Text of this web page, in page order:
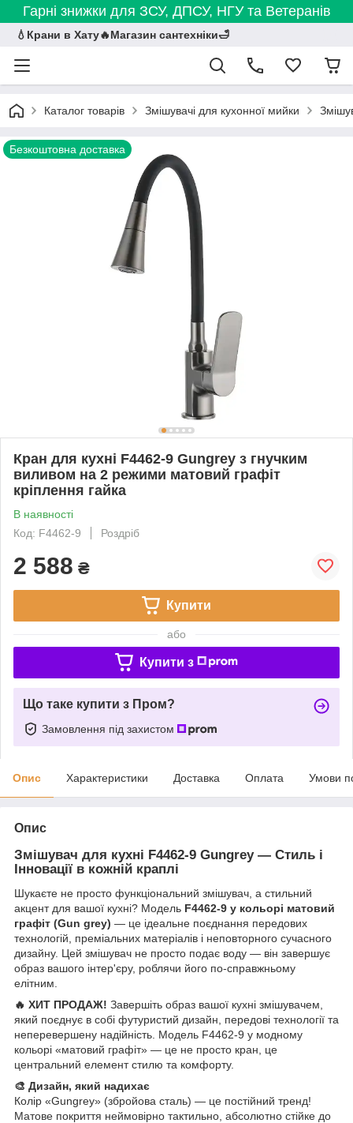
Гарні знижки для ЗСУ, ДПСУ, НГУ та Ветеранів
💧Крани в Хату🔥Магазин сантехніки🛁
Каталог товарів Змішувачі для кухонної мийки
Безкоштовна доставка
Кран для кухні F4462-9 Gungrey з гнучким
виливом на 2 режими матовий графіт
кріплення гайка
В наявності
Код: F4462-9
Роздріб
2 588 ₴
Купити
або
Купити з
Що таке купити з Пром?
Замовлення під захистом
Опис Характеристики Доставка Оплата Умови
Опис
Змішувач для кухні F4462-9 Gungrey — Стиль і
Інновації в кожній краплі
Шукаєте не просто функціональний змішувач, а стильний
акцент для вашої кухні? Модель F4462-9 у кольорі матовий
графіт (Gun grey) — це ідеальне поєднання передових
технологій, преміальних матеріалів і неповторного сучасного
дизайну. Цей змішувач не просто подає воду — він завершує
образ вашого інтер'єру, роблячи його по-справжньому
елітним.
🔥 ХИТ ПРОДАЖ! Завершіть образ вашої кухні змішувачем,
який поєднує в собі футуристий дизайн, передові технології та
неперевершену надійність. Модель F4462-9 у модному
кольорі «матовий графіт» — це не просто кран, це
центральний елемент стилю та комфорту.
🎨 Дизайн, який надихає
Колір «Gungrey» (збройова сталь) — це постійний тренд!
Матове покриття неймовірно тактильно, абсолютно стійке до